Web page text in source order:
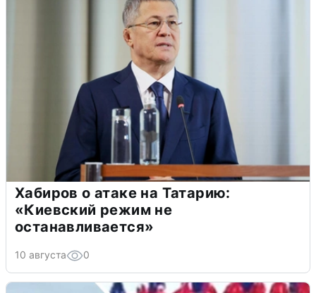
Хабиров о атаке на Татарию:
«Киевский режим не
останавливается»
10 августа 0